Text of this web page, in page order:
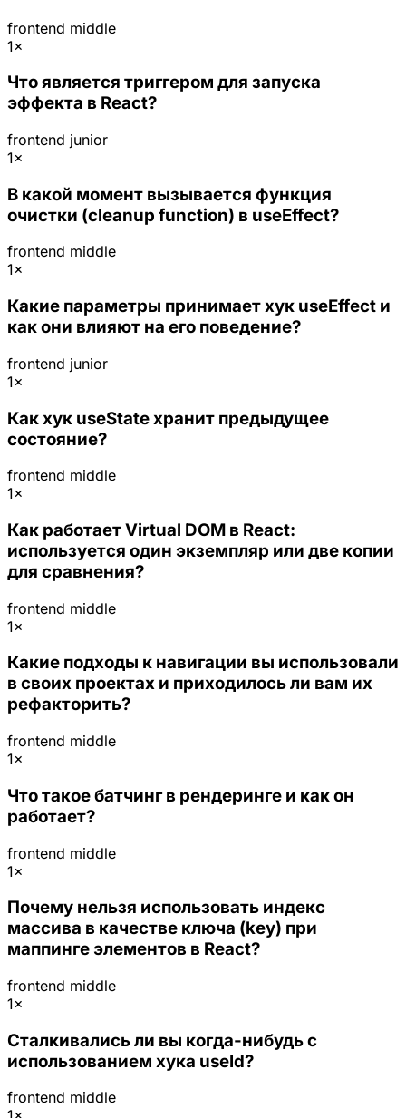
frontend middle
1×
Что является триггером для запуска
эффекта в React?
frontend junior
1×
В какой момент вызывается функция
очистки (cleanup function) в useEffect?
frontend middle
1×
Какие параметры принимает хук useEffect и
как они влияют на его поведение?
frontend junior
1×
Как хук useState хранит предыдущее
состояние?
frontend middle
1×
Как работает Virtual DOM в React:
используется один экземпляр или две копии
для сравнения?
frontend middle
1×
Какие подходы к навигации вы использовали
в своих проектах и приходилось ли вам их
рефакторить?
frontend middle
1×
Что такое батчинг в рендеринге и как он
работает?
frontend middle
1×
Почему нельзя использовать индекс
массива в качестве ключа (key) при
маппинге элементов в React?
frontend middle
1×
Сталкивались ли вы когда-нибудь с
использованием хука useId?
frontend middle